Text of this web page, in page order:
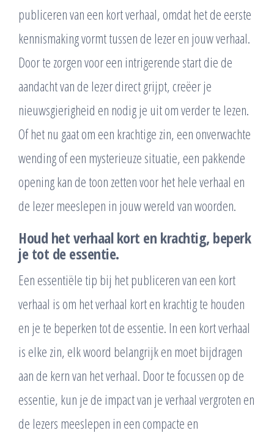
publiceren van een kort verhaal, omdat het de eerste
kennismaking vormt tussen de lezer en jouw verhaal.
Door te zorgen voor een intrigerende start die de
aandacht van de lezer direct grijpt, creëer je
nieuwsgierigheid en nodig je uit om verder te lezen.
Of het nu gaat om een krachtige zin, een onverwachte
wending of een mysterieuze situatie, een pakkende
opening kan de toon zetten voor het hele verhaal en
de lezer meeslepen in jouw wereld van woorden.
Houd het verhaal kort en krachtig, beperk
je tot de essentie.
Een essentiële tip bij het publiceren van een kort
verhaal is om het verhaal kort en krachtig te houden
en je te beperken tot de essentie. In een kort verhaal
is elke zin, elk woord belangrijk en moet bijdragen
aan de kern van het verhaal. Door te focussen op de
essentie, kun je de impact van je verhaal vergroten en
de lezers meeslepen in een compacte en